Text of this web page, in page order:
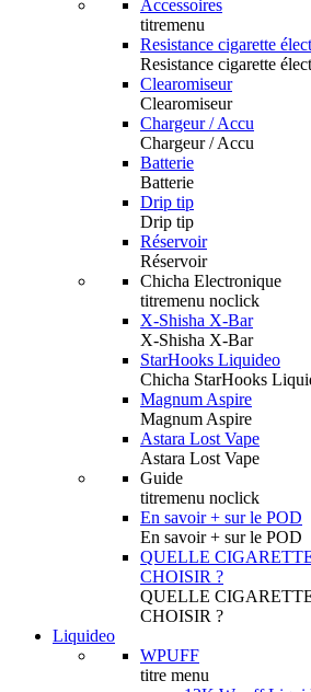
Accessoires
titremenu
Resistance cigarette
Resistance cigarette
Clearomiseur
Clearomiseur
Chargeur / Accu
Chargeur / Accu
Batterie
Batterie
Drip tip
Drip tip
Réservoir
Réservoir
Chicha Electronique
titremenu noclick
X-Shisha X-Bar
X-Shisha X-Bar
StarHooks Liquideo
Chicha StarHooks
Magnum Aspire
Magnum Aspire
Astara Lost Vape
Astara Lost Vape
Guide
titremenu noclick
En savoir + sur le POD
En savoir + sur le POD
QUELLE
CHOISIR ?
QUELLE
CHOISIR ?
Liquideo
WPUFF
titre menu